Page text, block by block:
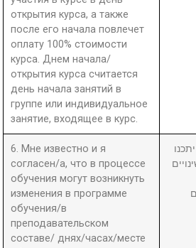
открытия курса, а также
после его начала повлечет
оплату 100% стоимости
курса. Днем начала/
открытия курса считается
день начала занятий в
группе или индивидуальное
занятие, входящее в курс.
6. Мне известно и я
согласен/а, что в процессе
обучения могут возникнуть
изменения в программе
обучения/в
преподавательском
составе/ днях/часах/месте